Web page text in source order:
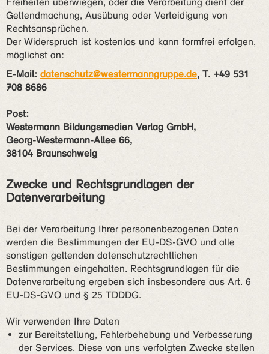
Geltendmachung, Ausübung oder Verteidigung von
Rechtsansprüchen.
Der Widerspruch ist kostenlos und kann formfrei erfolgen,
möglichst an:
E-Mail: datenschutz@westermanngruppe.de, T. +49 531
708 8686
Post:
Westermann Bildungsmedien Verlag GmbH,
Georg-Westermann-Allee 66,
38104 Braunschweig
Zwecke und Rechtsgrundlagen der
Datenverarbeitung
Bei der Verarbeitung Ihrer personenbezogenen Daten
werden die Bestimmungen der EU-DS-GVO und alle
sonstigen geltenden datenschutzrechtlichen
Bestimmungen eingehalten. Rechtsgrundlagen für die
Datenverarbeitung ergeben sich insbesondere aus Art. 6
EU-DS-GVO und § 25 TDDDG.
Wir verwenden Ihre Daten
zur Bereitstellung, Fehlerbehebung und Verbesserung
der Services. Diese von uns verfolgten Zwecke stellen